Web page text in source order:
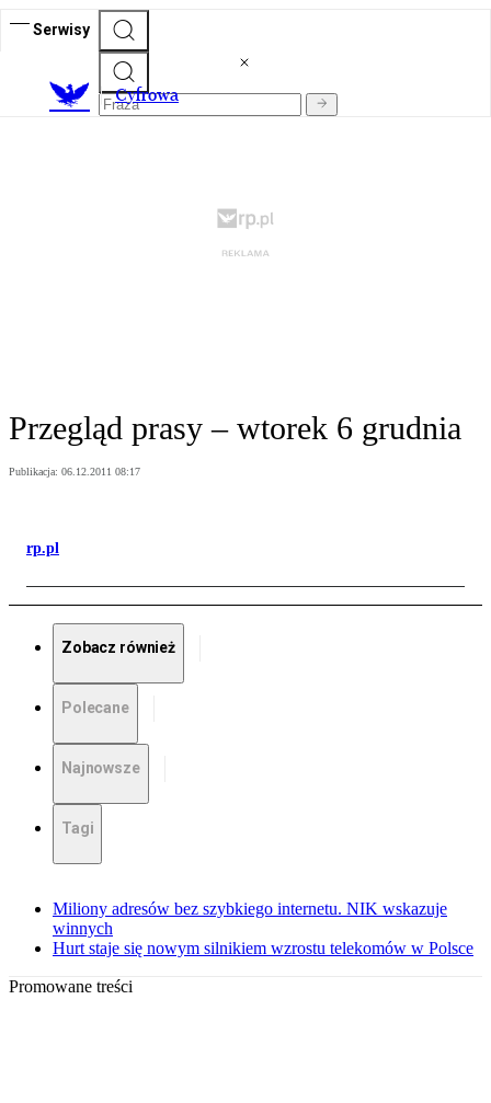
Serwisy
Cyfrowa
Przegląd prasy – wtorek 6 grudnia
Publikacja: 06.12.2011 08:17
rp.pl
Zobacz również
Polecane
Najnowsze
Tagi
Miliony adresów bez szybkiego internetu. NIK wskazuje
winnych
Hurt staje się nowym silnikiem wzrostu telekomów w Polsce
Promowane treści